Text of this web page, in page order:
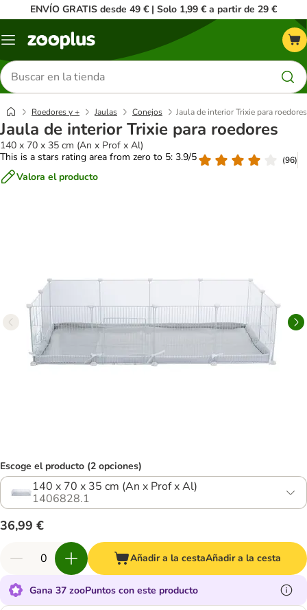
ENVÍO GRATIS desde 49 € | Solo 1,99 € a partir de 29 €
Menú
Buscar
productos
Roedores y + Jaulas Conejos Jaula de interior Trixie para roedores
Jaula de interior Trixie para roedores
140 x 70 x 35 cm (An x Prof x Al)
This is a stars rating area from zero to 5: 3.9/5
(96)
Valora el producto
Escoge el producto (2 opciones)
140 x 70 x 35 cm (An x Prof x Al)
1406828.1
36,99 €
Añadir a la cestaAñadir a la cesta
Gana 37 zooPuntos con este producto